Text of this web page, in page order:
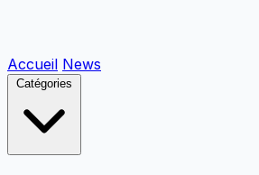
Accueil News